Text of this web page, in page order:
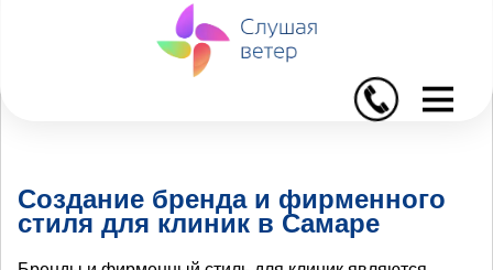
I
Создание бренда и фирменного
стиля для клиник в Самаре